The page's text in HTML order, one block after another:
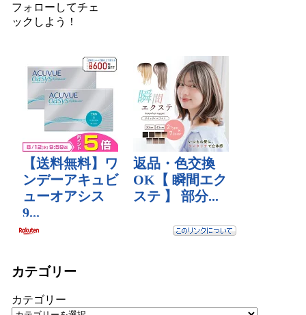
フォロー してチェ
ックしよう！
カテゴリー
カテゴリー